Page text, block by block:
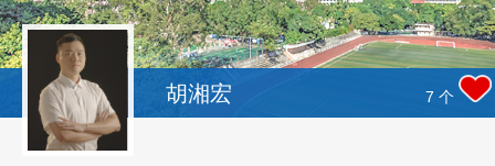
教学研究
获奖信息
学生信息
胡湘宏 7 个